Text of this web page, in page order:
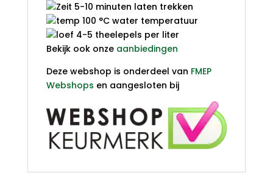
5-10 minuten laten trekken
100 °C water temperatuur
4-5 theelepels per liter
Bekijk ook onze aanbiedingen
Deze webshop is onderdeel van FMEP
Webshops en aangesloten bij